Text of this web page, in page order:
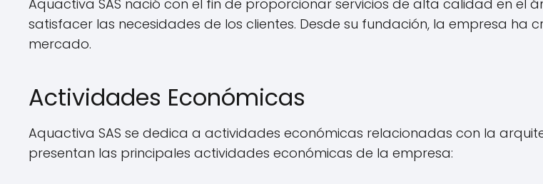
Aquactiva SAS nació con el fin de proporcionar servicios de alta calidad en el
satisfacer las necesidades de los clientes. Desde su fundación, la empresa
mercado.
Actividades Económicas
Aquactiva SAS se dedica a actividades económicas relacionadas con la
presentan las principales actividades económicas de la empresa: